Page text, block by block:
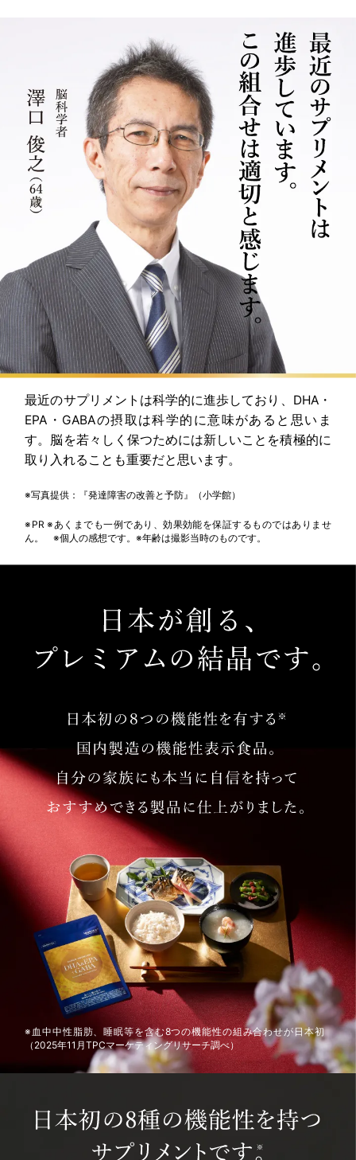
最近のサプリメントは科学的に進歩しており、DHA・
EPA・GABAの摂取は科学的に意味があると思いま
す。脳を若々しく保つためには新しいことを積極的に
取り入れることも重要だと思います。
※写真提供：『発達障害の改善と予防』（小学館）
※PR ※あくまでも一例であり、効果効能を保証するものではありませ
ん。 ※個人の感想です。※年齢は撮影当時のものです。
※血中中性脂肪、睡眠等を含む8つの機能性の組み合わせが日本初
（2025年11月TPCマーケティングリサーチ調べ）